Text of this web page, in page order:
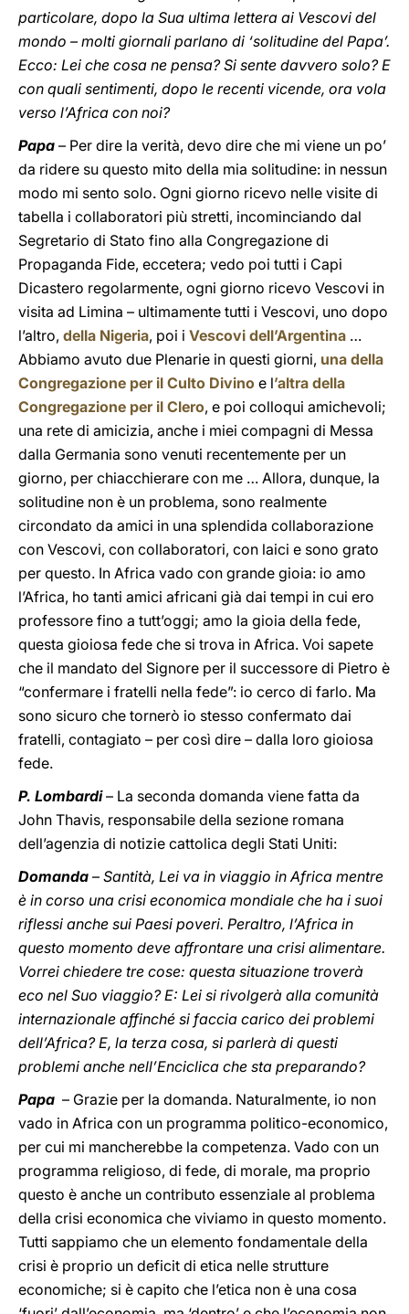
particolare, dopo la Sua ultima lettera ai Vescovi del
mondo – molti giornali parlano di ‘solitudine del Papa’.
Ecco: Lei che cosa ne pensa? Si sente davvero solo? E
con quali sentimenti, dopo le recenti vicende, ora vola
verso l’Africa con noi?
Papa – Per dire la verità, devo dire che mi viene un po’
da ridere su questo mito della mia solitudine: in nessun
modo mi sento solo. Ogni giorno ricevo nelle visite di
tabella i collaboratori più stretti, incominciando dal
Segretario di Stato fino alla Congregazione di
Propaganda Fide, eccetera; vedo poi tutti i Capi
Dicastero regolarmente, ogni giorno ricevo Vescovi in
visita ad Limina – ultimamente tutti i Vescovi, uno dopo
l’altro, della Nigeria, poi i Vescovi dell’Argentina …
Abbiamo avuto due Plenarie in questi giorni, una della
Congregazione per il Culto Divino e l’altra della
Congregazione per il Clero, e poi colloqui amichevoli;
una rete di amicizia, anche i miei compagni di Messa
dalla Germania sono venuti recentemente per un
giorno, per chiacchierare con me … Allora, dunque, la
solitudine non è un problema, sono realmente
circondato da amici in una splendida collaborazione
con Vescovi, con collaboratori, con laici e sono grato
per questo. In Africa vado con grande gioia: io amo
l’Africa, ho tanti amici africani già dai tempi in cui ero
professore fino a tutt’oggi; amo la gioia della fede,
questa gioiosa fede che si trova in Africa. Voi sapete
che il mandato del Signore per il successore di Pietro è
“confermare i fratelli nella fede”: io cerco di farlo. Ma
sono sicuro che tornerò io stesso confermato dai
fratelli, contagiato – per così dire – dalla loro gioiosa
fede.
P. Lombardi– La seconda domanda viene fatta da
John Thavis, responsabile della sezione romana
dell’agenzia di notizie cattolica degli Stati Uniti:
Domanda – Santità, Lei va in viaggio in Africa mentre
è in corso una crisi economica mondiale che ha i suoi
riflessi anche sui Paesi poveri. Peraltro, l’Africa in
questo momento deve affrontare una crisi alimentare.
Vorrei chiedere tre cose: questa situazione troverà
eco nel Suo viaggio? E: Lei si rivolgerà alla comunità
internazionale affinché si faccia carico dei problemi
dell’Africa? E, la terza cosa, si parlerà di questi
problemi anche nell’Enciclica che sta preparando?
Papa – Grazie per la domanda. Naturalmente, io non
vado in Africa con un programma politico-economico,
per cui mi mancherebbe la competenza. Vado con un
programma religioso, di fede, di morale, ma proprio
questo è anche un contributo essenziale al problema
della crisi economica che viviamo in questo momento.
Tutti sappiamo che un elemento fondamentale della
crisi è proprio un deficit di etica nelle strutture
economiche; si è capito che l’etica non è una cosa